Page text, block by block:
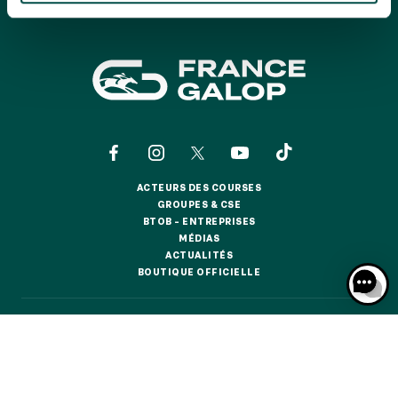
LA GARDEN PARTY - CYGAMES GRAND PRIX DE PARIS -
TOUS NOS ÉVÉNEMENTS
ABONNEMENTS ANNUELS
ACTEURS DES COURSES
ACTEURS DES COURSES
GROUPES & CSE
GROUPES & CSE
BTOB – ENTREPRISES
BTOB – ENTREPRISES
MÉDIAS
MÉDIAS
ACTUALITÉS
ACTUALITÉS
BOUTIQUE OFFICIELLE